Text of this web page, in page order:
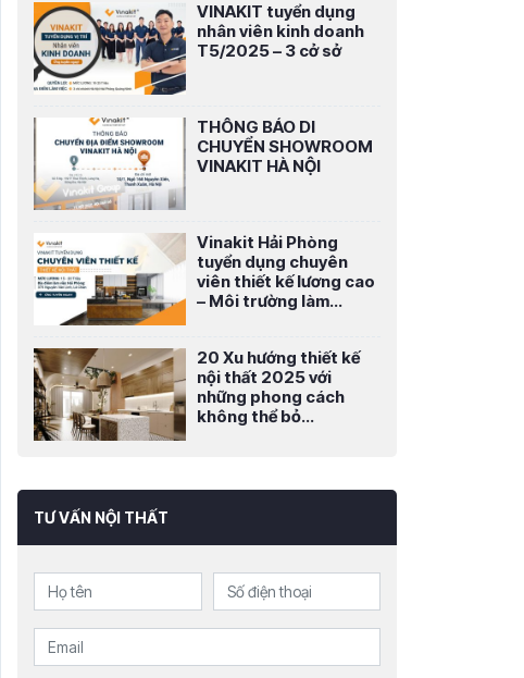
VINAKIT tuyển dụng
nhân viên kinh doanh
T5/2025 – 3 cở sở
THÔNG BÁO DI
CHUYỂN SHOWROOM
VINAKIT HÀ NỘI
Vinakit Hải Phòng
tuyển dụng chuyên
viên thiết kế lương cao
– Môi trường làm...
20 Xu hướng thiết kế
nội thất 2025 với
những phong cách
không thể bỏ...
TƯ VẤN NỘI THẤT